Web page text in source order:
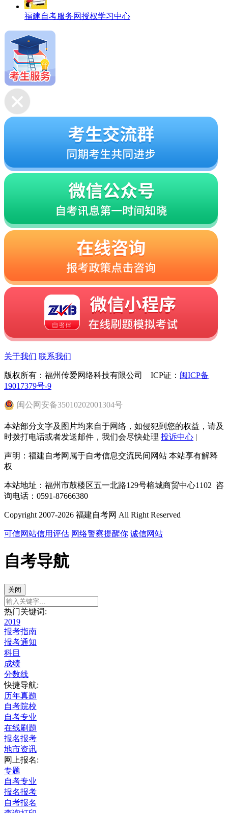
福建自考服务网授权学习中心
关于我们 联系我们
版权所有：福州传爱网络科技有限公司 ICP证： 闽ICP备
19017379号-9
闽公网安备35010202001304号
本站部分文字及图片均来自于网络，如侵犯到您的权益，请及
时拨打电话或者发送邮件，我们会尽快处理 投诉中心 |
声明：福建自考网属于自考信息交流民间网站 本站享有解释
权
本站地址：福州市鼓楼区五一北路129号榕城商贸中心1102 咨
询电话：0591-87666380
Copyright 2007-2026 福建自考网 All Right Reserved
可信网站信用评估 网络警察提醒你 诚信网站
自考导航
关闭
热门关键词:
2019
报考指南
报考通知
科目
成绩
分数线
快捷导航:
历年真题
自考院校
自考专业
在线刷题
报名报考
地市资讯
网上报名:
专题
自考专业
报名报考
自考报名